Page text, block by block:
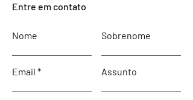
Entre em contato
Nome Sobrenome
Email Assunto